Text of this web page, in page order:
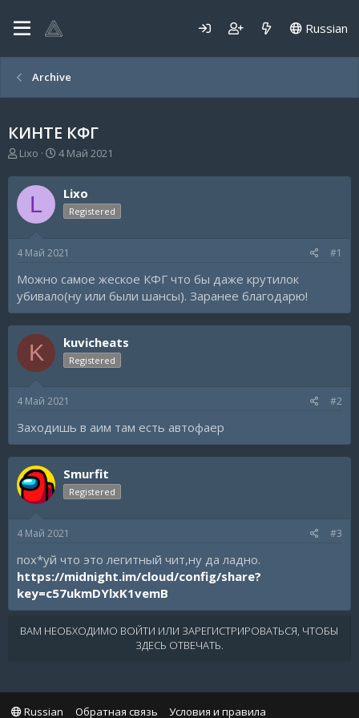
Russian
Archive
КИНТЕ КФГ
А
т
о
р
т
м
Lixo
Д
т
а
а
4 Май 2021
L Lixo
Registered
4 Май 2021 #1
Можно самое жеское КФГ что бы даже крутилок
убивало(ну или были шансы). Заранее благодарю!
K kuvicheats
Registered
4 Май 2021 #2
Заходишь в аим там есть автофаер
Smurfit
Registered
4 Май 2021 #3
пох*уй что это легитный чит,ну да ладно.
https://midnight.im/cloud/config/share?
key=c57ukmDYlxK1vemB
ВАМ НЕОБХОДИМО ВОЙТИ ИЛИ ЗАРЕГИСТРИРОВАТЬСЯ, ЧТОБЫ
ЗДЕСЬ ОТВЕЧАТЬ.
Russian Обратная связь Условия и правила